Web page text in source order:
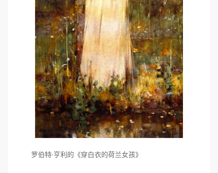
罗伯特·亨利的《穿白衣的荷兰女孩》